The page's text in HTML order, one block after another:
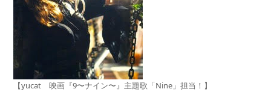
【yucat 映画『9〜ナイン〜』主題歌「Nine」担当！】